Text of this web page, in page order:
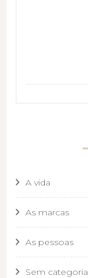
A vida
As marcas
As pessoas
Sem categoria